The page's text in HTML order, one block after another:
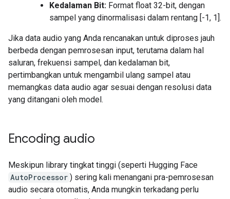
Kedalaman Bit: Format float 32-bit, dengan
sampel yang dinormalisasi dalam rentang [-1, 1].
Jika data audio yang Anda rencanakan untuk diproses jauh
berbeda dengan pemrosesan input, terutama dalam hal
saluran, frekuensi sampel, dan kedalaman bit,
pertimbangkan untuk mengambil ulang sampel atau
memangkas data audio agar sesuai dengan resolusi data
yang ditangani oleh model.
Encoding audio
Meskipun library tingkat tinggi (seperti Hugging Face
AutoProcessor ) sering kali menangani pra-pemrosesan
audio secara otomatis, Anda mungkin terkadang perlu